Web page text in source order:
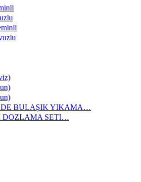
BULAŞIK YIKAMA…
DOZLAMA SETI…